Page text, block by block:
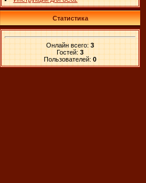
Статистика
Онлайн всего: 3
Гостей: 3
Пользователей: 0